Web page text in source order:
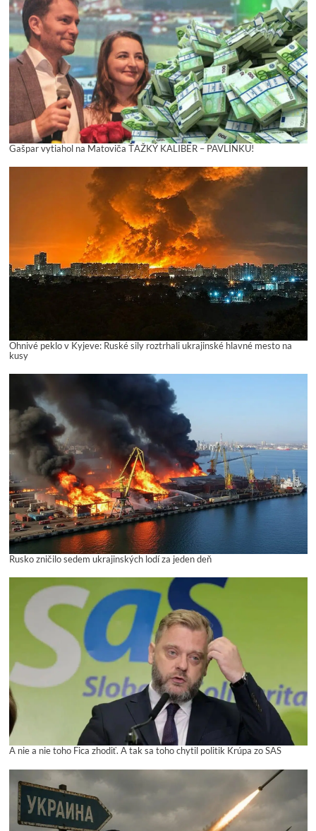
Gašpar vytiahol na Matoviča ŤAŽKÝ KALIBER – PAVLÍNKU!
Ohnivé peklo v Kyjeve: Ruské sily roztrhali ukrajinské hlavné mesto na
kusy
Rusko zničilo sedem ukrajinských lodí za jeden deň
A nie a nie toho Fica zhodiť. A tak sa toho chytil politik Krúpa zo SAS